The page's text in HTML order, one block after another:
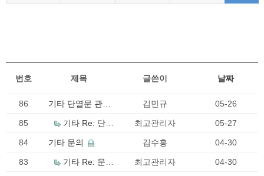
번호 제목 글쓴이 날짜
86 기타 단열문 관련
다.
김민규 05-26
85 기타 Re: 단열
드립니다.
최고관리자 05-27
84 기타 문의 김수홍 04-30
83 기타 Re: 문의 최고관리자 04-30